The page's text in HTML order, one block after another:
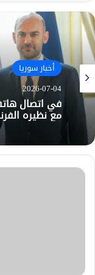
أخبار سوريا
2026-07-04
في اتصال
مع نظيره